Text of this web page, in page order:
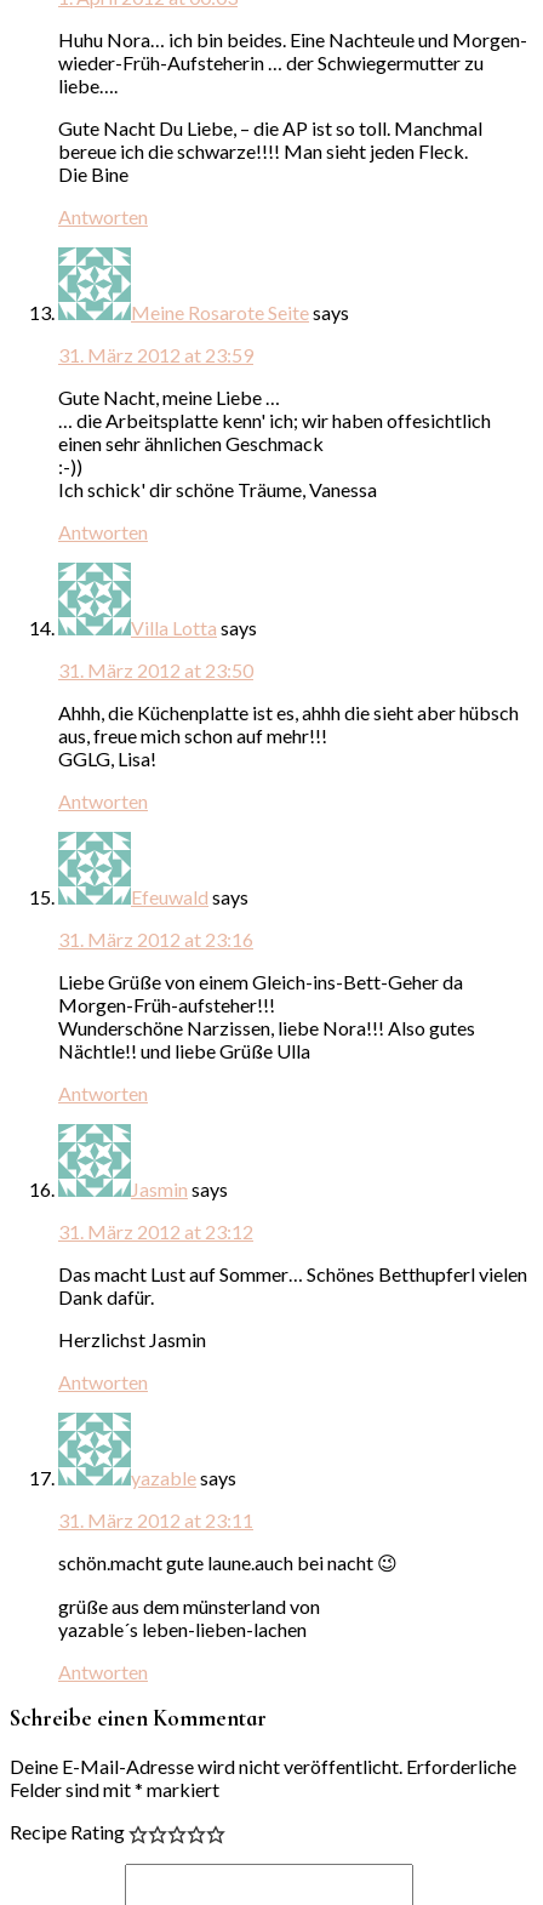
Huhu Nora… ich bin beides. Eine Nachteule und Morgen-
wieder-Früh-Aufsteherin … der Schwiegermutter zu
liebe….
Gute Nacht Du Liebe, – die AP ist so toll. Manchmal
bereue ich die schwarze!!!! Man sieht jeden Fleck.
Die Bine
Antworten
Meine Rosarote Seitesays
31. März 2012 at 23:59
Gute Nacht, meine Liebe …
… die Arbeitsplatte kenn' ich; wir haben offesichtlich
einen sehr ähnlichen Geschmack
:-))
Ich schick' dir schöne Träume, Vanessa
Antworten
Villa Lotta says
31. März 2012 at 23:50
Ahhh, die Küchenplatte ist es, ahhh die sieht aber hübsch
aus, freue mich schon auf mehr!!!
GGLG, Lisa!
Antworten
Efeuwald says
31. März 2012 at 23:16
Liebe Grüße von einem Gleich-ins-Bett-Geher da
Morgen-Früh-aufsteher!!!
Wunderschöne Narzissen, liebe Nora!!! Also gutes
Nächtle!! und liebe Grüße Ulla
Antworten
Jasmin says
31. März 2012 at 23:12
Das macht Lust auf Sommer… Schönes Betthupferl vielen
Dank dafür.
Herzlichst Jasmin
Antworten
yazablesays
31. März 2012 at 23:11
schön.macht gute laune.auch bei nacht 😉
grüße aus dem münsterland von
yazable´s leben-lieben-lachen
Antworten
Schreibe einen Kommentar
Deine E-Mail-Adresse wird nicht veröffentlicht. Erforderliche
Felder sind mit* markiert
Recipe Rating